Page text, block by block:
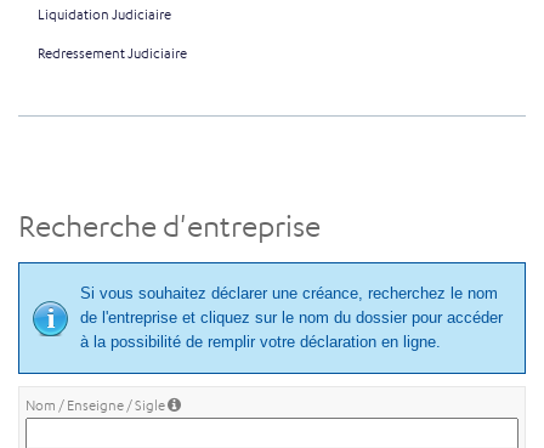
Liquidation Judiciaire
Redressement Judiciaire
Recherche d'entreprise
Si vous souhaitez déclarer une créance, recherchez le nom
de l'entreprise et cliquez sur le nom du dossier pour accéder
à la possibilité de remplir votre déclaration en ligne.
Nom / Enseigne / Sigle